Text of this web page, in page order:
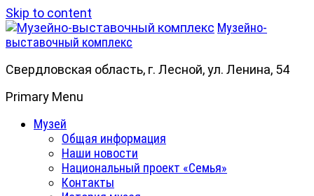
Skip to content
Музейно-
выставочный комплекс
Свердловская область, г. Лесной, ул. Ленина, 54
Primary Menu
Музей
Общая информация
Наши новости
Национальный проект «Семья»
Контакты